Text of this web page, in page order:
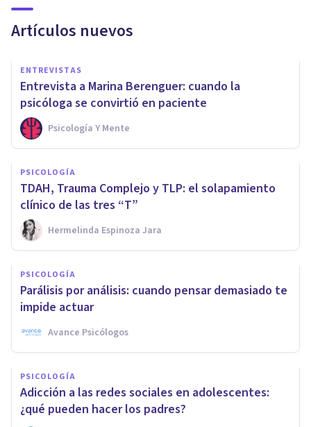
Artículos nuevos
ENTREVISTAS
Entrevista a Marina Berenguer: cuando la
psicóloga se convirtió en paciente
Psicología Y Mente
PSICOLOGÍA
TDAH, Trauma Complejo y TLP: el solapamiento
clínico de las tres “T”
Hermelinda Espinoza Jara
PSICOLOGÍA
Parálisis por análisis: cuando pensar demasiado te
impide actuar
Avance Psicólogos
PSICOLOGÍA
Adicción a las redes sociales en adolescentes:
¿qué pueden hacer los padres?